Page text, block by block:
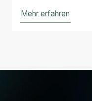
Mehr erfahren